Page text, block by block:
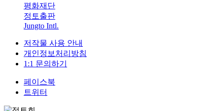
평화재단
정토출판
Jungto Intl.
저작물 사용 안내
개인정보처리방침
1:1 문의하기
페이스북
트위터